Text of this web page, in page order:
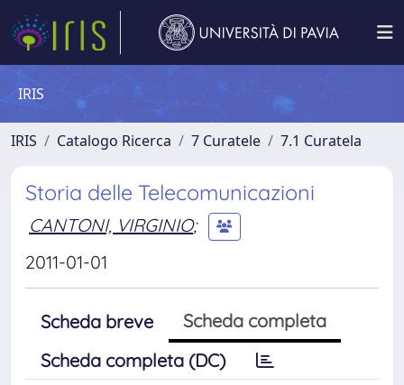
IRIS
IRIS Catalogo Ricerca 7 Curatele 7.1 Curatela
Storia delle Telecomunicazioni
CANTONI, VIRGINIO;
2011-01-01
Scheda breve
Scheda completa
Scheda completa (DC)